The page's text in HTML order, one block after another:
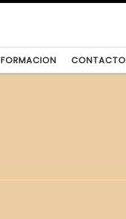
FORMACION CONTACTO